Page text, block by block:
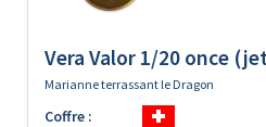
Vera Valor 1/20 once
Marianne terrassant le Dragon
Coffre :